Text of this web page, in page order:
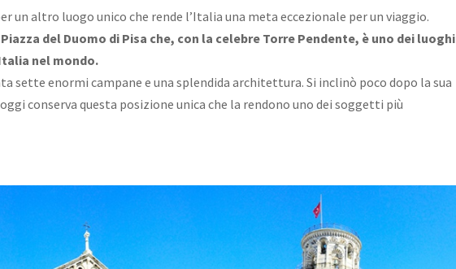
un altro luogo unico che rende l’Italia una meta eccezionale per un viaggio.
Piazza del Duomo di Pisa che, con la celebre Torre Pendente, è uno dei luoghi
nel mondo.
sette enormi campane e una splendida architettura. Si inclinò poco dopo la sua
conserva questa posizione unica che la rendono uno dei soggetti più